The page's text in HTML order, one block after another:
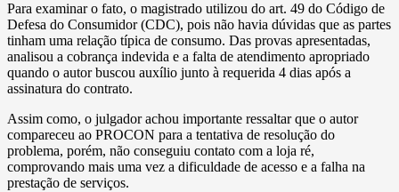
Para examinar o fato, o magistrado utilizou do art. 49 do Código de
Defesa do Consumidor (CDC), pois não havia dúvidas que as partes
tinham uma relação típica de consumo. Das provas apresentadas,
analisou a cobrança indevida e a falta de atendimento apropriado
quando o autor buscou auxílio junto à requerida 4 dias após a
assinatura do contrato.
Assim como, o julgador achou importante ressaltar que o autor
compareceu ao PROCON para a tentativa de resolução do
problema, porém, não conseguiu contato com a loja ré,
comprovando mais uma vez a dificuldade de acesso e a falha na
prestação de serviços.